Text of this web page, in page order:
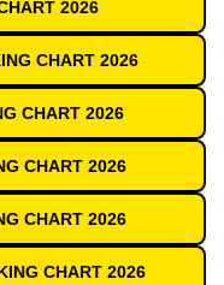
2026
CHART 2026
CHART 2026
CHART 2026
CHART 2026
CHART 2026